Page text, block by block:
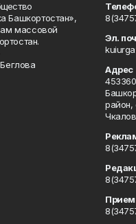
Башкортостан»,
массовой
Эл.
Адрес
район,